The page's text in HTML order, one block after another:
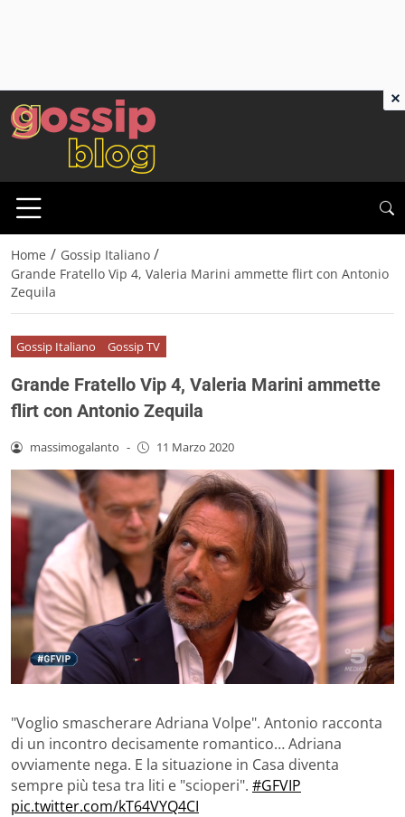
Home / Gossip Italiano /
Grande Fratello Vip 4, Valeria Marini ammette flirt con Antonio
Zequila
Gossip Italiano Gossip TV
Grande Fratello Vip 4, Valeria Marini ammette
flirt con Antonio Zequila
massimogalanto - 11 Marzo 2020
"Voglio smascherare Adriana Volpe". Antonio racconta
di un incontro decisamente romantico… Adriana
ovviamente nega. E la situazione in Casa diventa
sempre più tesa tra liti e "scioperi". #GFVIP
pic.twitter.com/kT64VYQ4CI
×